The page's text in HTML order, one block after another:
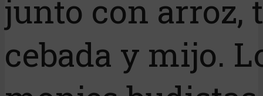
junto con arroz,
cebada y mijo.